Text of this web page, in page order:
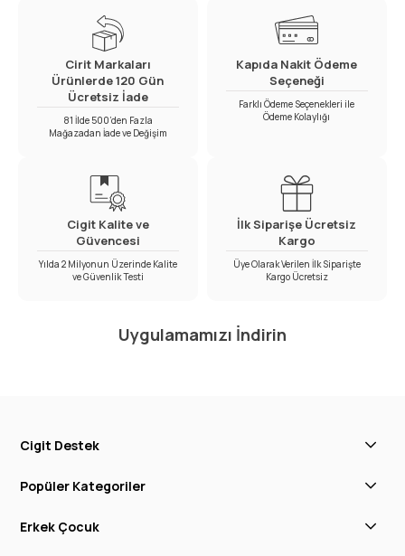
Cirit Markaları
Ürünlerde 120 Gün
Ücretsiz İade
81 İlde 500’den Fazla
Mağazadan İade ve Değişim
Kapıda Nakit Ödeme
Seçeneği
Farklı Ödeme Seçenekleri ile
Ödeme Kolaylığı
Cigit Kalite ve
Güvencesi
Yılda 2 Milyonun Üzerinde Kalite
ve Güvenlik Testi
İlk Siparişe Ücretsiz
Kargo
Üye Olarak Verilen İlk Siparişte
Kargo Ücretsiz
Uygulamamızı İndirin
Cigit Destek
Popüler Kategoriler
Erkek Çocuk